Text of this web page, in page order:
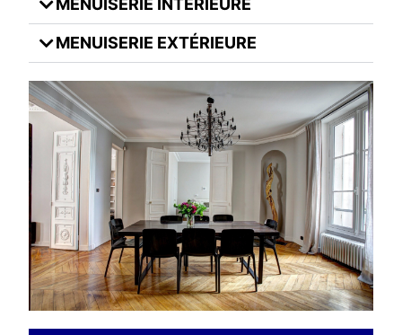
MENUISERIE INTÉRIEURE
MENUISERIE EXTÉRIEURE